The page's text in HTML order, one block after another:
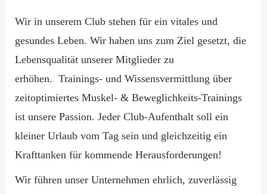
Wir in unserem Club stehen für ein vitales und
gesundes Leben. Wir haben uns zum Ziel gesetzt, die
Lebensqualität unserer Mitglieder zu
erhöhen. Trainings- und Wissensvermittlung über
zeitoptimiertes Muskel- & Beweglichkeits-Trainings
ist unsere Passion. Jeder Club-Aufenthalt soll ein
kleiner Urlaub vom Tag sein und gleichzeitig ein
Krafttanken für kommende Herausforderungen!
Wir führen unser Unternehmen ehrlich, zuverlässig